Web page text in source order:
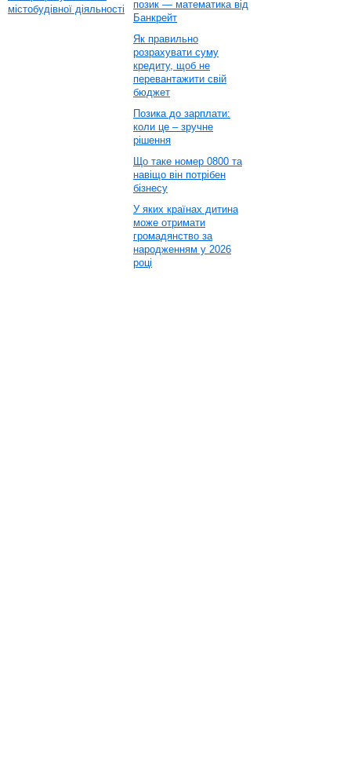
містобудівної діяльності
позик — математика від
Банкрейт
Як правильно
розрахувати суму
кредиту, щоб не
перевантажити свій
бюджет
Позика до зарплати:
коли це – зручне
рішення
Що таке номер 0800 та
навіщо він потрібен
бізнесу
У яких країнах дитина
може отримати
громадянство за
народженням у 2026
році